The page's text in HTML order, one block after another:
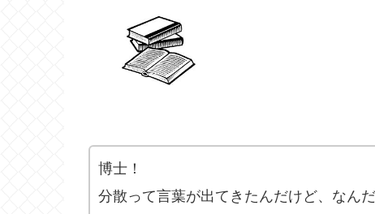
博士！
分散って言葉が出てきたんだけど、なん